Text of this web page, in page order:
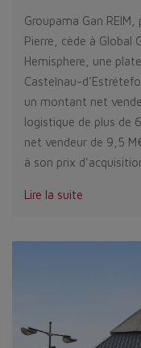
Groupama Gan
Pierre, cède à Global
Hemisphere, une
Castelnau-
un montant net
logistique de plus de
net vendeur de 9,5
à son prix
Lire la suite